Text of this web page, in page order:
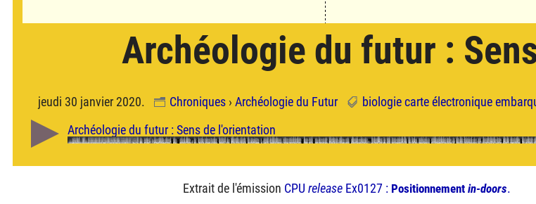
Archéologie du futur :
jeudi 30 janvier 2020. Chroniques ›Archéologie du Futur biologie carte électronique
Extrait de l'émission CPUrelease Ex0127 : Positionnementin-doors.